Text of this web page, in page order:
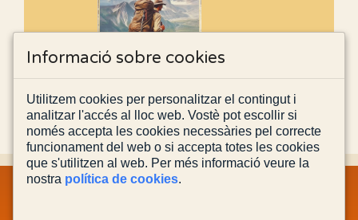
Informació sobre cookies
Utilitzem cookies per personalitzar el contingut i
analitzar l'accés al lloc web. Vostè pot escollir si
només accepta les cookies necessàries pel correcte
funcionament del web o si accepta totes les cookies
que s'utilitzen al web. Per més informació veure la
nostra política de cookies.